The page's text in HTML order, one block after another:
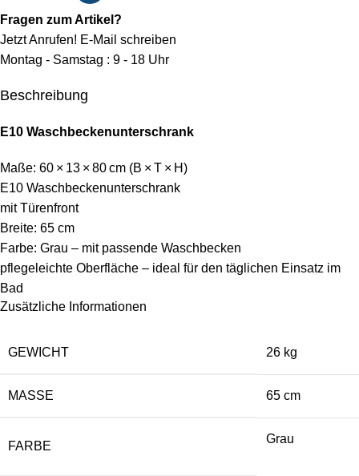
Fragen zum Artikel?
Jetzt Anrufen! E-Mail schreiben
Montag - Samstag : 9 - 18 Uhr
Beschreibung
E10 Waschbeckenunterschrank
Maße: 60 × 13 × 80 cm (B × T × H)
E10 Waschbeckenunterschrank
mit Türenfront
Breite: 65 cm
Farbe: Grau – mit passende Waschbecken
pflegeleichte Oberfläche – ideal für den täglichen Einsatz im
Bad
Zusätzliche Informationen
GEWICHT 26 kg
MASSE 65 cm
FARBE
Grau